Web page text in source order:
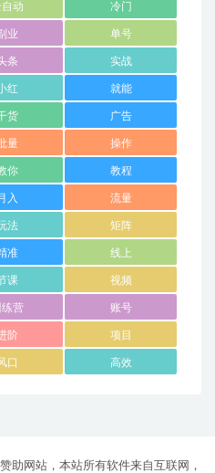
自动 冷门
业 单号
条 实战
红 就能
货 广告
量 操作
你 教程
入 流量
法 矩阵
准 线上
课 视频
练营 账号
阶 项目
口 高效
助网站，本站所有软件来自互联网，